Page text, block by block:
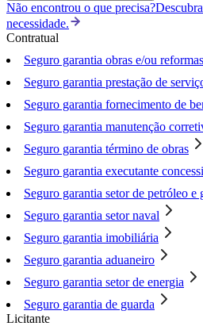
Não encontrou o que precisa?
necessidade.
Contratual
Seguro garantia obras e/ou reformas
Seguro garantia prestação de
Seguro garantia fornecimento de
Seguro garantia manutenção
Seguro garantia término de obras
Seguro garantia executante
Seguro garantia setor de petróleo
Seguro garantia setor naval
Seguro garantia imobiliária
Seguro garantia aduaneiro
Seguro garantia setor de energia
Seguro garantia de guarda
Licitante